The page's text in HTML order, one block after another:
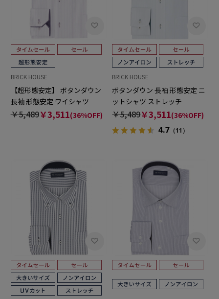
BRICK HOUSE
【超形態安定】 ボタンダウン
長袖 形態安定 ワイシャツ
￥5,489￥3,511(36%OFF)
BRICK HOUSE
ボタンダウン 長袖 形態安定 ニ
ットシャツ ストレッチ
￥5,489￥3,511(36%OFF)
4.7 （11）